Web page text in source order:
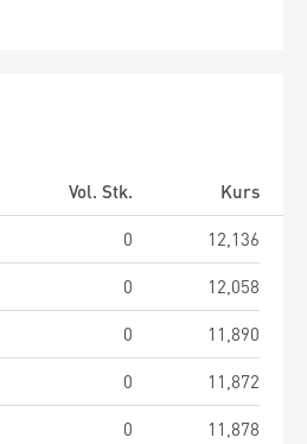
Vol. Stk.
Kurs
0
12,136
0
12,058
0
11,890
0
11,872
0 11,878